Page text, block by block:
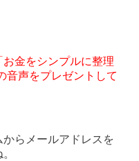
お金をシンプルに整理
音声をプレゼントして
らメールアドレスを
。